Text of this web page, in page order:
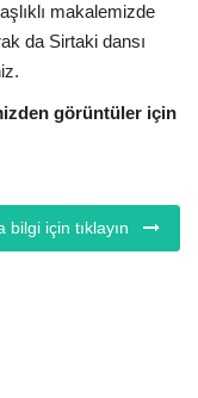
makalemizde
da Sirtaki dansı
görüntüler için
bilgi için tıklayın